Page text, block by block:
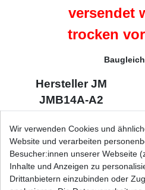
versendet
trocken
Hersteller JM
JMB14A-A2
Wir verwenden Cookies und
Website und verarbeiten
Besucher:innen unserer Webseite
Inhalte und Anzeigen zu
Drittanbietern einzubinden oder